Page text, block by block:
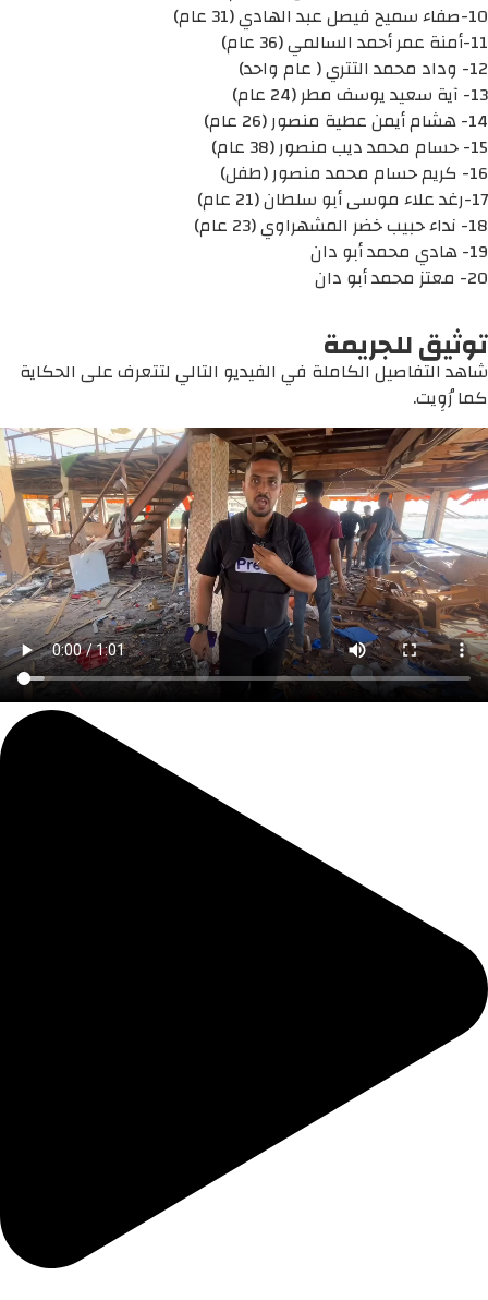
10-صفاء سميح فيصل عبد الهادي (31 عام)
11-أمنة عمر أحمد السالمي (36 عام)
12- وداد محمد التتري ( عام واحد)
13- آية سعيد يوسف مطر (24 عام)
14- هشام أيمن عطية منصور (26 عام)
15- حسام محمد ديب منصور (38 عام)
16- كريم حسام محمد منصور (طفل)
17-رغد علاء موسى أبو سلطان (21 عام)
18- نداء حبيب خضر المشهراوي (23 عام)
19- هادي محمد أبو دان
20- معتز محمد أبو دان
توثيق للجريمة
شاهد التفاصيل الكاملة في الفيديو التالي لتتعرف على الحكاية
كما رُوِيت.